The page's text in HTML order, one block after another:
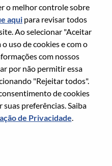
o melhor controle sobre
aqui para revisar todos
Ao selecionar "Aceitar
uso de cookies e com o
com nossos
por não permitir essa
"Rejeitar todos".
de cookies
preferências. Saiba
de Privacidade.
associated with your
um link para você